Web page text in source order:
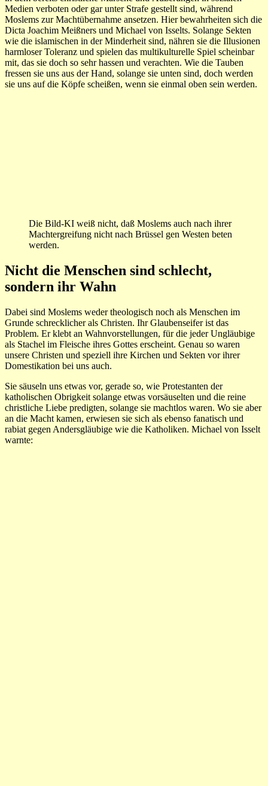
Medien verboten oder gar unter Strafe gestellt sind, während
Moslems zur Machtübernahme ansetzen. Hier bewahrheiten sich die
Dicta Joachim Meißners und Michael von Isselts. Solange Sekten
wie die islamischen in der Minderheit sind, nähren sie die Illusionen
harmloser Toleranz und spielen das multikulturelle Spiel scheinbar
mit, das sie doch so sehr hassen und verachten. Wie die Tauben
fressen sie uns aus der Hand, solange sie unten sind, doch werden
sie uns auf die Köpfe scheißen, wenn sie einmal oben sein werden.
Die Bild-KI weiß nicht, daß Moslems auch nach ihrer
Machtergreifung nicht nach Brüssel gen Westen beten
werden.
Nicht die Menschen sind schlecht,
sondern ihr Wahn
Dabei sind Moslems weder theologisch noch als Menschen im
Grunde schrecklicher als Christen. Ihr Glaubenseifer ist das
Problem. Er klebt an Wahnvorstellungen, für die jeder Ungläubige
als Stachel im Fleische ihres Gottes erscheint. Genau so waren
unsere Christen und speziell ihre Kirchen und Sekten vor ihrer
Domestikation bei uns auch.
Sie säuseln uns etwas vor, gerade so, wie Protestanten der
katholischen Obrigkeit solange etwas vorsäuselten und die reine
christliche Liebe predigten, solange sie machtlos waren. Wo sie aber
an die Macht kamen, erwiesen sie sich als ebenso fanatisch und
rabiat gegen Andersgläubige wie die Katholiken. Michael von Isselt
warnte: